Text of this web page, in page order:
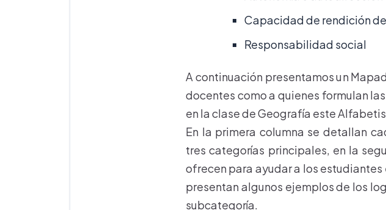
Capacidad de rendición
Responsabilidad social
A continuación presentamos un
docentes como a quienes formulan
en la clase de Geografía este
En la primera columna se detallan
tres categorías principales, en la
ofrecen para ayudar a los
presentan algunos ejemplos de los
subcategoría.